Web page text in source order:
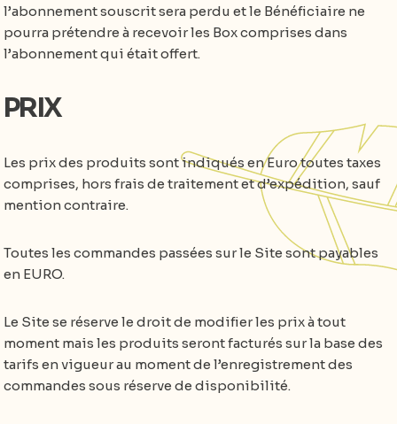
l’abonnement souscrit sera perdu et le Bénéficiaire ne
pourra prétendre à recevoir les Box comprises dans
l’abonnement qui était offert.
PRIX
Les prix des produits sont indiqués en Euro toutes taxes
comprises, hors frais de traitement et d’expédition, sauf
mention contraire.
Toutes les commandes passées sur le Site sont payables
en EURO.
Le Site se réserve le droit de modifier les prix à tout
moment mais les produits seront facturés sur la base des
tarifs en vigueur au moment de l’enregistrement des
commandes sous réserve de disponibilité.